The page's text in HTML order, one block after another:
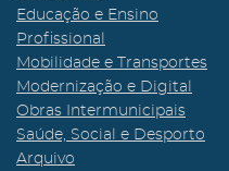
Educação e Ensino
Profissional
Mobilidade e Transportes
Modernização e Digital
Obras Intermunicipais
Saúde, Social e Desporto
Arquivo